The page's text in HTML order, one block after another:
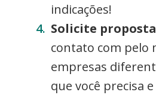
indicações!
Solicite
contato com pelo
empresas
que você precisa